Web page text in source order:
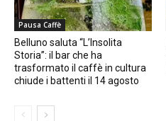
Pausa Caffè
Belluno saluta “L’Insolita
Storia”: il bar che ha
trasformato il caffè in cultura
chiude i battenti il 14 agosto